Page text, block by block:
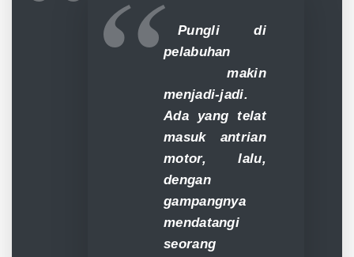
Pungli di
pelabuhan
makin
menjadi-jadi.
Ada yang telat
masuk antrian
motor, lalu,
dengan
gampangnya
mendatangi
seorang